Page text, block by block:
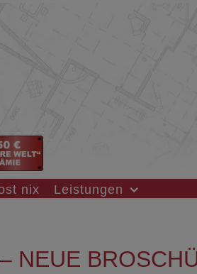
nix Leistungen
NEUE